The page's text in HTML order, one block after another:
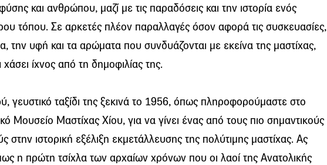
και ανθρώπου, μαζί με τις παραδόσεις και την ιστορία ενός
τόπου. Σε αρκετές πλέον παραλλαγές όσον αφορά τις συσκευασίες,
την υφή και τα αρώματα που συνδυάζονται με εκείνα της μαστίχας,
χάσει ίχνος από τη δημοφιλίας της.
γευστικό ταξίδι της ξεκινά το 1956, όπως πληροφορούμαστε στο
Μουσείο Μαστίχας Χίου, για να γίνει ένας από τους πιο σημαντικούς
στην ιστορική εξέλιξη εκμετάλλευσης της πολύτιμης μαστίχας. Ας
η πρώτη τσίχλα των αρχαίων χρόνων που οι λαοί της Ανατολικής